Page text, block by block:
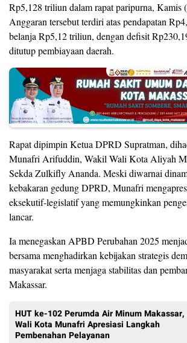
Rp5,128 triliun dalam rapat paripurna, Kamis
Anggaran tersebut terdiri atas pendapatan
belanja Rp5,12 triliun, dengan defisit
ditutup pembiayaan daerah.
Rapat dipimpin Ketua DPRD Supratman,
Munafri Arifuddin, Wakil Wali Kota Aliyah
Sekda Zulkifly Ananda. Meski diwarnai
kebakaran gedung DPRD, Munafri
eksekutif-legislatif yang memungkinkan
lancar.
Ia menegaskan APBD Perubahan 2025
bersama menghadirkan kebijakan strategis
masyarakat serta menjaga stabilitas dan
Makassar.
HUT ke-102 Perumda Air Minum Makassar,
Wali Kota Munafri Apresiasi Langkah
Pembenahan Pelayanan